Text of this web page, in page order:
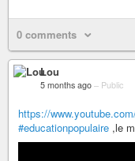
0 comments
Lou
5 months ago – Public
https://
#educationpopulaire ,le